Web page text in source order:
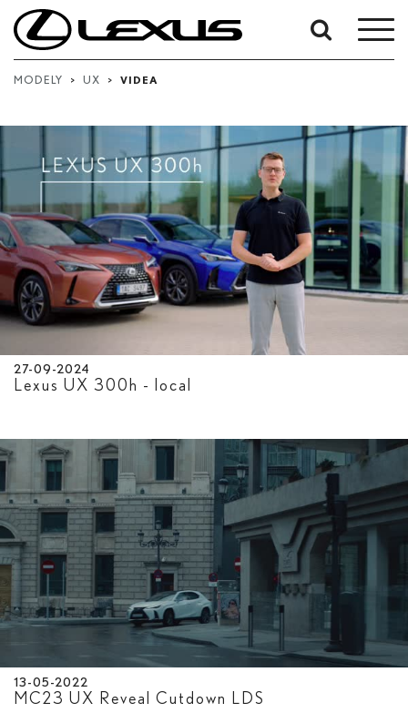
MODELY > UX > VIDEA
27-09-2024
Lexus UX 300 h - local
13-05-2022
MC23 UX Reveal Cutdown LDS
Vyhledávání
podle
Datum ukončení
Hledat